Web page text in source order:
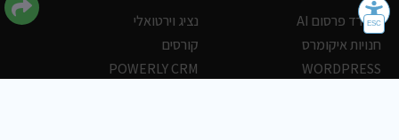
משרד פרסום AI
חנויות איקומרס
WORDPRESS
נציג וירטואלי
קורסים
POWERLY CRM